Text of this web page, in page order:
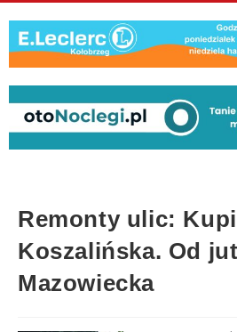
Remonty ulic:
Koszalińska. Od
Mazowiecka